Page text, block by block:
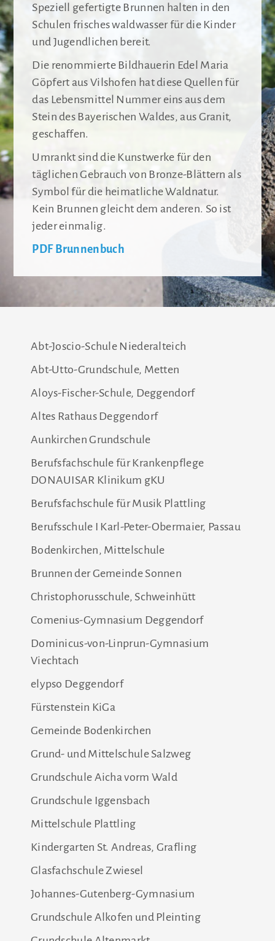
Speziell gefertigte Brunnen halten in den
Schulen frisches waldwasser für die Kinder
und Jugendlichen bereit.
Die renommierte Bildhauerin Edel Maria
Göpfert aus Vilshofen hat diese Quellen für
das Lebensmittel Nummer eins aus dem
Stein des Bayerischen Waldes, aus Granit,
geschaffen.
Umrankt sind die Kunstwerke für den
täglichen Gebrauch von Bronze-Blättern als
Symbol für die heimatliche Waldnatur.
Kein Brunnen gleicht dem anderen. So ist
jeder einmalig.
PDF Brunnenbuch
Abt-Joscio-Schule Niederalteich
Abt-Utto-Grundschule, Metten
Aloys-Fischer-Schule, Deggendorf
Altes Rathaus Deggendorf
Aunkirchen Grundschule
Berufsfachschule für Krankenpflege
DONAUISAR Klinikum gKU
Berufsfachschule für Musik Plattling
Berufsschule I Karl-Peter-Obermaier, Passau
Bodenkirchen, Mittelschule
Brunnen der Gemeinde Sonnen
Christophorusschule, Schweinhütt
Comenius-Gymnasium Deggendorf
Dominicus-von-Linprun-Gymnasium
Viechtach
elypso Deggendorf
Fürstenstein KiGa
Gemeinde Bodenkirchen
Grund- und Mittelschule Salzweg
Grundschule Aicha vorm Wald
Grundschule Iggensbach
Mittelschule Plattling
Kindergarten St. Andreas, Grafling
Glasfachschule Zwiesel
Johannes-Gutenberg-Gymnasium
Grundschule Alkofen und Pleinting